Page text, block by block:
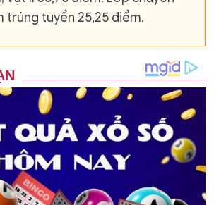
trúng tuyển 25,25 điểm.